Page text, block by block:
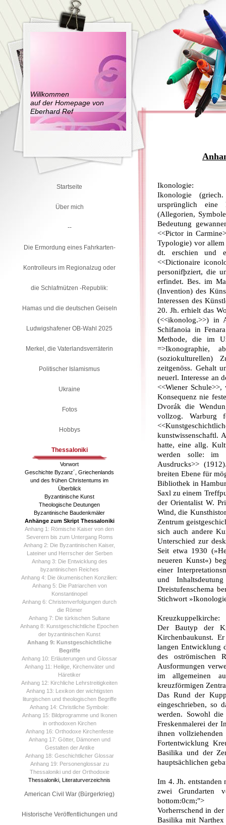
Willkommen
auf der Homepage von
Eberhard Ref
Ikonologie:
Ikonologie
ursprünglich eine
(Allegorien,
Bedeutung
<<Pictor in
Typologie) vor
dt. erschien und
<<Dictionaire
personifþziert, die
erfindet. Bes. im
(Invention) des
Interessen des
20. Jh. erhielt das
(<<ikonolog.>>) in
Schifanoia in
Methode, die im
=>Ikonographie,
(soziokulturellen)
zeitgenöss. Gehalt
neuerl. Interesse an
<<Wiener
Konsequenz nie
Dvorák die
vollzog. Warburg
kunstwissenschaftl.
hatte, eine allg.
werden solle: im
Ausdrucks>>
breiten Ebene für
Bibliothek in
Saxl zu einem
der Orientalist W.
Wind, die
Zentrum
sich auch andere
Unterschied zur
Seit etwa 1930
neueren Kunst«)
einer
und
Dreistufenschema
Stichwort
Kreuzkuppelkirche:
Der Bautyp der
Kirchenbaukunst.
langen Entwicklung
des oströmischen
Ausformungen
im allgemeinen
kreuzförmigen
Das Rund der
eingeschrieben, so
wer­den. Sowohl
Freskenmalerei der
ihnen
Fortentwicklung
Basilika und der
hauptsächlichen
Im 4. Jh. entstanden
zwei Grundarten
bottom:0cm;">
Vorherrschend in
Basilika mit Narthex
Startseite
Über mich
--
Die Ermordung eines Fahrkarten-
Kontrolleurs im Regionalzug oder
die Schlafmützen -Republik:
Hamas und die deutschen Geiseln
Ludwigshafener OB-Wahl 2025
Merkel, die Vaterlandsverräterin
Politischer Islamismus
Ukraine
Fotos
Hobbys
Thessaloniki
Vorwort
Geschichte Byzanz´, Griechenlands
und des frühen Christentums im
Überblick
Byzantinische Kunst
Theologische Deutungen
Byzantinische Baudenkmäler
Anhänge zum Skript Thessaloniki
Anhang 1: Römische Kaiser von den
Severern bis zum Untergang Roms
Anhang 2: Die Byzantinischen Kaiser,
Lateiner und Herrscher der Serben
Anhang 3: Die Entwicklung des
byzantinischen Reiches
Anhang 4: Die ökumenischen Konzilien:
Anhang 5: Die Patriarchen von
Konstantinopel
Anhang 6: Christenverfolgungen durch
die Römer
Anhang 7: Die türkischen Sultane
Anhang 8: Kunstgeschichtliche Epochen
der byzantinischen Kunst
Anhang 9: Kunstgeschichtliche
Begriffe
Anhang 10: Erläuterungen und Glossar
Anhang 11: Heilige, Kirchenväter und
Häretiker
Anhang 12: Kirchliche Lehrstreitigkeiten
Anhang 13: Lexikon der wichtigsten
liturgischen und theologischen Begriffe
Anhang 14: Christliche Symbole:
Anhang 15: Bildprogramme und Ikonen
in orthodoxen Kirchen
Anhang 16: Orthodoxe Kirchenfeste
Anhang 17: Götter, Dämonen und
Gestalten der Antike
Anhang 18: Geschichtlicher Glossar
Anhang 19: Personenglossar zu
Thessaloniki und der Orthodoxie
Thessaloniki, Literaturverzeichnis
American Civil War (Bürgerkrieg)
Historische Veröffentlichungen und